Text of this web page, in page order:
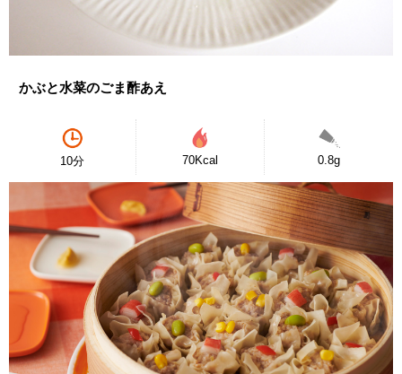
かぶと水菜のごま酢あえ
10分 70Kcal 0.8g